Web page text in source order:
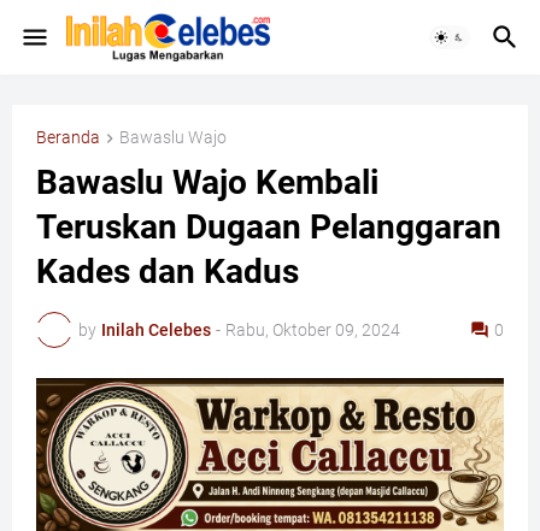
Beranda Bawaslu Wajo
Bawaslu Wajo Kembali
Teruskan Dugaan Pelanggaran
Kades dan Kadus
by Inilah Celebes - Rabu, Oktober 09, 2024 0